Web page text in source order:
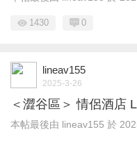
1430 0
lineav155
2025-3-26
＜澀谷區＞ 情侶酒店
本帖最後由 lineav155 於